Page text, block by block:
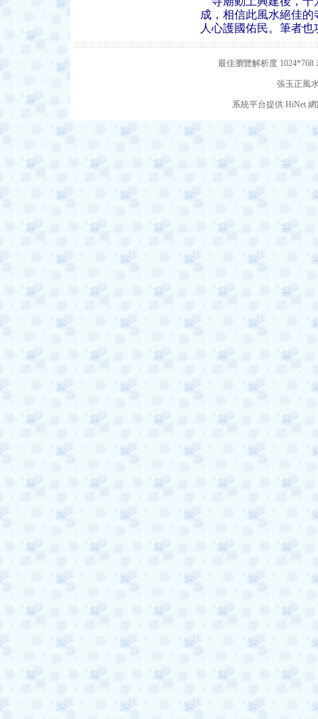
成，相信此風水絕佳
人心護國佑民。筆者
最佳瀏覽解析度
張玉正風
系統平台提供 HiNet